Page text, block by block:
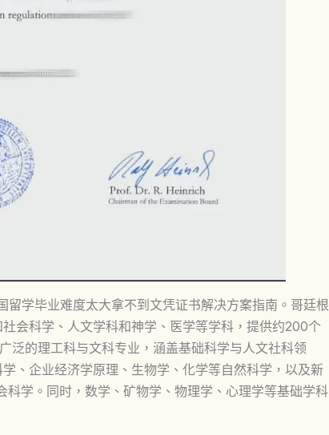
学毕业难度太大拿不到文凭证书解决方案指南。哥廷根
会科学、人文学科和神学、医学等学科，提供约200个
泛的理工科与文科专业，涵盖基础科学与人文社科领
、企业经济学原理、生物学、化学等自然科学，以及新
学。同时，数学、矿物学、物理学、心理学等基础学科